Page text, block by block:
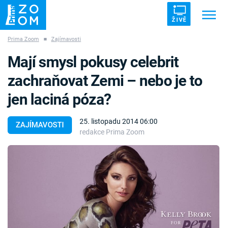
ŽIVĚ
ZÁHADY VETŘELCI DÁVNOVĚKU
Témata
Prima Zoom ■ Zajímavosti
ZAJÍMAVOSTI
25. listopadu 2014 06:00
redakce Prima Zoom
Mají smysl pokusy celebrit
zachraňovat Zemi – nebo je to
jen laciná póza?